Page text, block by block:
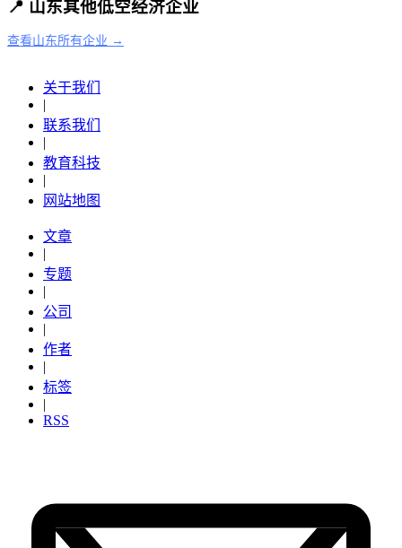
📍 山东其他低空经济企业
查看山东所有企业 →
关于我们
|
联系我们
|
教育科技
|
网站地图
文章
|
专题
|
公司
|
作者
|
标签
|
RSS